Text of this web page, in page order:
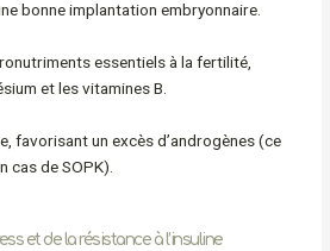
bonne implantation embryonnaire.
essentiels à la fertilité,
et les vitamines B.
favorisant un excès d’androgènes (ce
cas de SOPK).
et de la résistance à l’insuline